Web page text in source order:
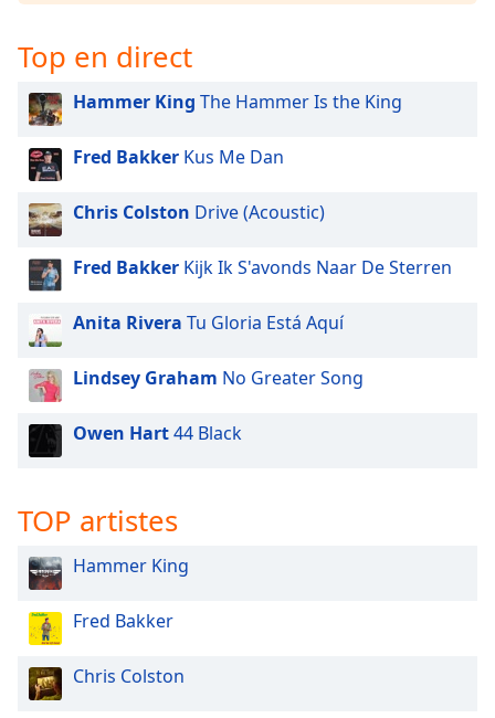
Caption
Area
Color
Opacity
Font
Text
Edge
Style
Family
Reset
Done
Close
Dialog
End
Top en direct
Hammer King The Hammer Is the King
Fred Bakker Kus Me Dan
Chris Colston Drive (Acoustic)
Fred Bakker Kijk Ik S'avonds Naar De Sterren
Anita Rivera Tu Gloria Está Aquí
Lindsey Graham No Greater Song
Owen Hart44 Black
TOP artistes
Hammer King
Fred Bakker
Chris Colston